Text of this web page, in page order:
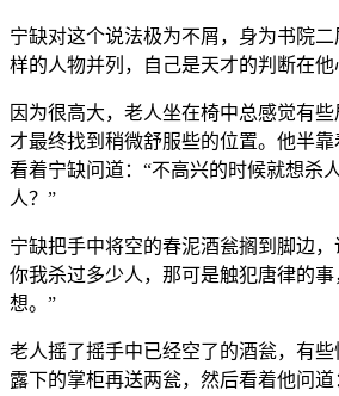
宁缺对这个说法极为不屑，身为书院
样的人物并列，自己是天才的判断在他
因为很高大，老人坐在椅中总感觉有
才最终找到稍微舒服些的位置。他半靠
看着宁缺问道：“不高兴的时候就想杀
人？”
宁缺把手中将空的春泥酒瓮搁到脚边
你我杀过多少人，那可是触犯唐律的
想。”
老人摇了摇手中已经空了的酒瓮，有
露下的掌柜再送两瓮，然后看着他问